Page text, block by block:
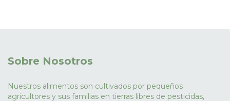
Sobre Nosotros
Nuestros alimentos son cultivados por pequeños
agricultores y sus familias en tierras libres de pesticidas,